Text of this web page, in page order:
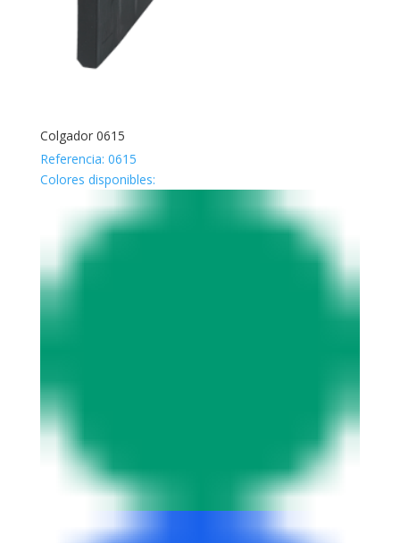
Colgador 0615
Referencia: 0615
Colores disponibles: